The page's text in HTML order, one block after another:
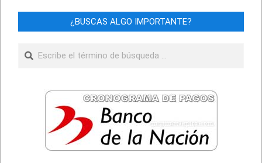
¿BUSCAS ALGO IMPORTANTE?
Buscar